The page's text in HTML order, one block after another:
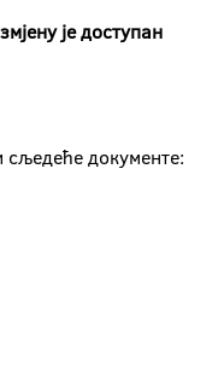
је доступан
сљедеће документе: